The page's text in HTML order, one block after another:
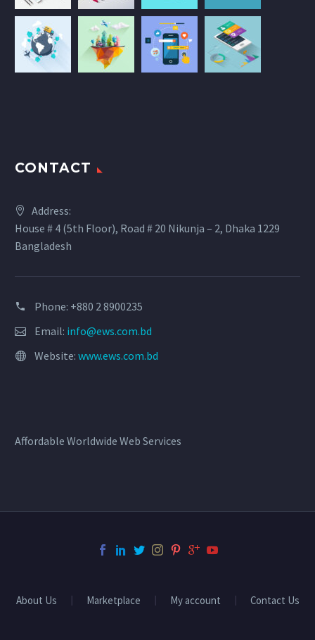
CONTACT
Address:
House # 4 (5th Floor), Road # 20 Nikunja – 2, Dhaka 1229
Bangladesh
Phone: +880 2 8900235
Email: info@ews.com.bd
Website: www.ews.com.bd
Affordable Worldwide Web Services
About Us Marketplace My account Contact Us